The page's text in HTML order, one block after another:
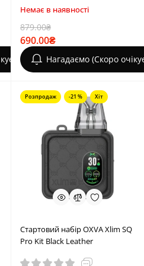
Немає в наявності
879.00₴
690.00₴
Нагадаємо (Скоро
Розпродаж -21 % Хіт
Стартовий набір OXVA Xlim SQ
Pro Kit Black Leather